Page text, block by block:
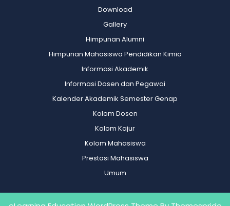
Download
Gallery
Himpunan Alumni
Himpunan Mahasiswa Pendidikan Kimia
Informasi Akademik
Informasi Dosen dan Pegawai
Kalender Akademik Semester Genap
Kolom Dosen
Kolom Kajur
Kolom Mahasiswa
Prestasi Mahasiswa
Umum